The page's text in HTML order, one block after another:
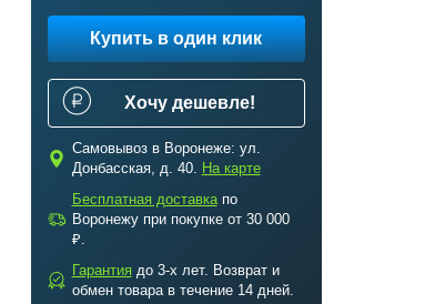
Купить в один клик
Хочу дешевле!
c
Самовывоз в Воронеже: ул.
Донбасская, д. 40. На карте
a
Бесплатная доставкапо
Воронежу при покупке от 30 000
₽.
b
Гарантиядо 3-х лет. Возврат и
обмен товара в течение 14 дней.